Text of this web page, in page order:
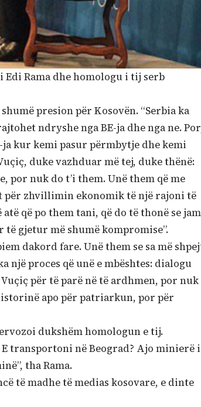
Rama dhe homologu i tij serb
presion për Kosovën. “Serbia ka
ndryshe nga BE-ja dhe nga ne.
kur kemi pasur përmbytje dhe kemi
duke vazhduar më tej, duke thënë:
por nuk do t’i them. Unë them që me
për zhvillimin ekonomik të një rajoni të
që po them tani, që do të thonë se jam
gjetur më shumë kompromise”.
dakord fare. Unë them se sa më
një proces që unë e mbështes: dialogu
për të parë në të ardhmen, por nuk
apo për patriarkun, por për
dukshëm homologun e tij.
transportoni në Beograd? Ajo minierë i
tha Rama.
të madhe të medias kosovare, e dinte